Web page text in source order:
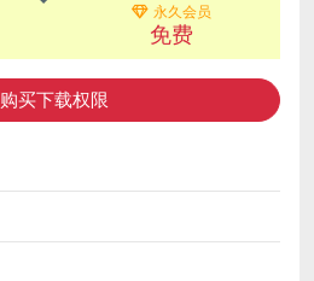
永久会员
免费
购买下载权限